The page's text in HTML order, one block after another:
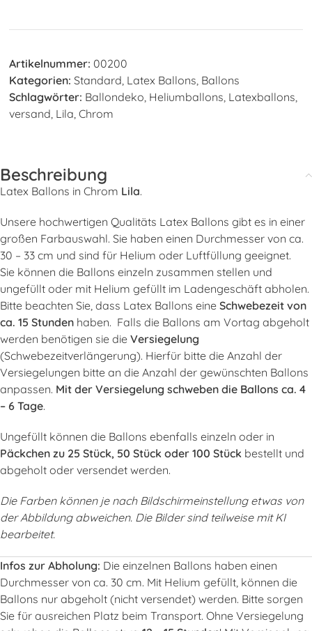
Artikelnummer: 00200
Kategorien: Standard Latex Ballons Ballons
Schlagwörter: Ballondeko Heliumballons Latexballons
versand Lila Chrom
Beschreibung
Latex Ballons in Chrom Lila.
Unsere hochwertigen Qualitäts Latex Ballons gibt es in einer
großen Farbauswahl. Sie haben einen Durchmesser von ca.
30 – 33 cm und sind für Helium oder Luftfüllung geeignet.
Sie können die Ballons einzeln zusammen stellen und
ungefüllt oder mit Helium gefüllt im Ladengeschäft abholen.
Bitte beachten Sie, dass Latex Ballons eine Schwebezeit von
ca. 15 Stunden haben. Falls die Ballons am Vortag abgeholt
werden benötigen sie die Versiegelung
(Schwebezeitverlängerung). Hierfür bitte die Anzahl der
Versiegelungen bitte an die Anzahl der gewünschten Ballons
anpassen. Mit der Versiegelung schweben die Ballons ca. 4
– 6 Tage.
Ungefüllt können die Ballons ebenfalls einzeln oder in
Päckchen zu 25 Stück, 50 Stück oder 100 Stück bestellt und
abgeholt oder versendet werden.
Die Farben können je nach Bildschirmeinstellung etwas von
der Abbildung abweichen. Die Bilder sind teilweise mit KI
bearbeitet.
Infos zur Abholung: Die einzelnen Ballons haben einen
Durchmesser von ca. 30 cm. Mit Helium gefüllt, können die
Ballons nur abgeholt (nicht versendet) werden. Bitte sorgen
Sie für ausreichen Platz beim Transport. Ohne Versiegelung